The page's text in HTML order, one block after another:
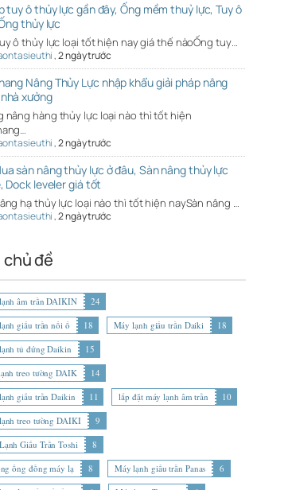
tuy ô thủy lực gần đây, Ống mềm thuỷ lực, Tuy ô
thủy lực
ô thủy lực loại tốt hiện nay giá thế nàoỐng tuy…
,2 ngày trước
Nâng Thủy Lực nhập khẩu giải pháp nâng
xưởng
nâng hàng thủy lực loại nào thì tốt hiện
,2 ngày trước
sàn nâng thủy lực ở đâu, Sàn nâng thủy lực
Dock leveler giá tốt
hạ thủy lực loại nào thì tốt hiện naySàn nâng …
,2 ngày trước
chủ đề
âm trần DAIKIN
24
giấu trần nối ố
18 Máy lạnh giấu trần Daiki
18
tủ đứng Daikin
15
treo tường DAIK
14
giấu trần Daikin
11 lắp đặt máy lạnh âm trần
10
treo tường DAIKI
9
Giấu Trần Toshi
8
ống đồng máy lạ
8 Máy lạnh giấu trần Panas
6